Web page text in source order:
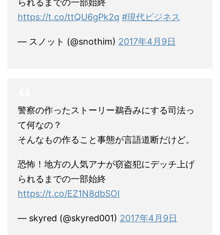
https://t.co/ttQU6gPk2q #現代ビジネス
— スノット (@snothim) 2017年4月9日
警察の作ったストーリー鵜呑みにする司法っ
て何なの？
そんなもの作ること事態が言語道断だけど。
恐怖！地方の人気アナが窃盗犯にデッチ上げ
られるまでの一部始終
https://t.co/EZ1N8dbSOI
— skyred (@skyred001) 2017年4月9日